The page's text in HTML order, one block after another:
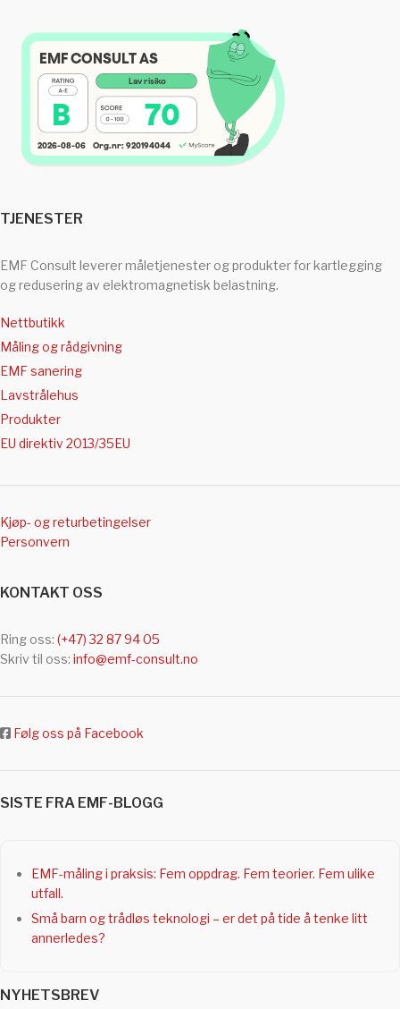
TJENESTER
EMF Consult leverer måletjenester og produkter for kartlegging
og redusering av elektromagnetisk belastning.
Nettbutikk
Måling og rådgivning
EMF sanering
Lavstrålehus
Produkter
EU direktiv 2013/35EU
Kjøp- og returbetingelser
Personvern
KONTAKT OSS
Ring oss: (+47) 32 87 94 05
Skriv til oss: info@emf-consult.no
Følg oss på Facebook
SISTE FRA EMF-BLOGG
EMF-måling i praksis: Fem oppdrag. Fem teorier. Fem ulike
utfall.
Små barn og trådløs teknologi – er det på tide å tenke litt
annerledes?
NYHETSBREV